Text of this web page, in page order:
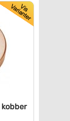
kobber